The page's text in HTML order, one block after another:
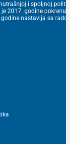
i spoljnoj
2017. godine
godine nastavlja sa